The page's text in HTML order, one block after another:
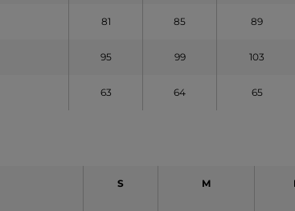
81 85 89
95 99 103
63 64 65
S M